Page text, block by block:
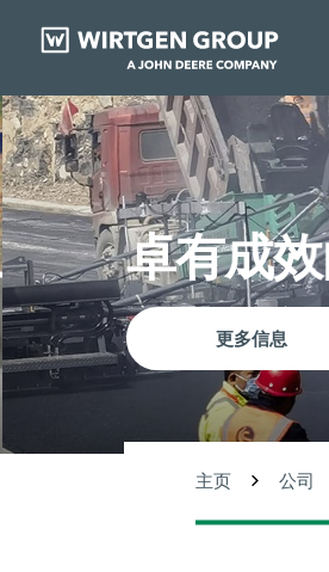
卓有成
更多信息
主页 公司